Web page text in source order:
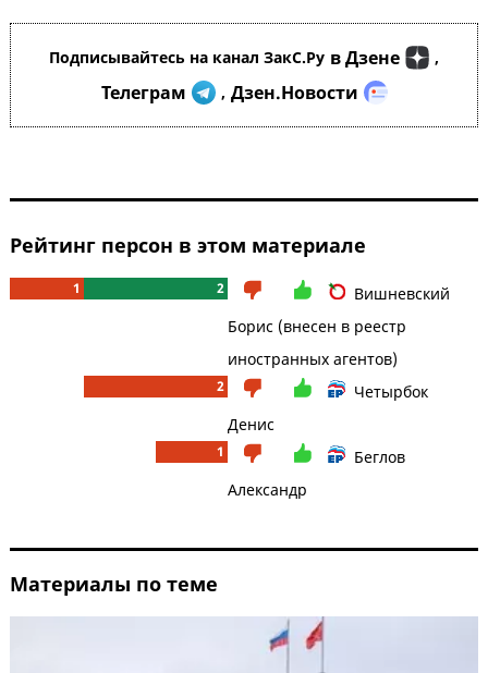
Подписывайтесь на канал ЗакС.Ру в Дзене ,
Телеграм , Дзен.Новости
Рейтинг персон в этом материале
1 2
Вишневский
Борис (внесен в реестр
иностранных агентов)
2
Четырбок
Денис
1
Беглов
Александр
Материалы по теме